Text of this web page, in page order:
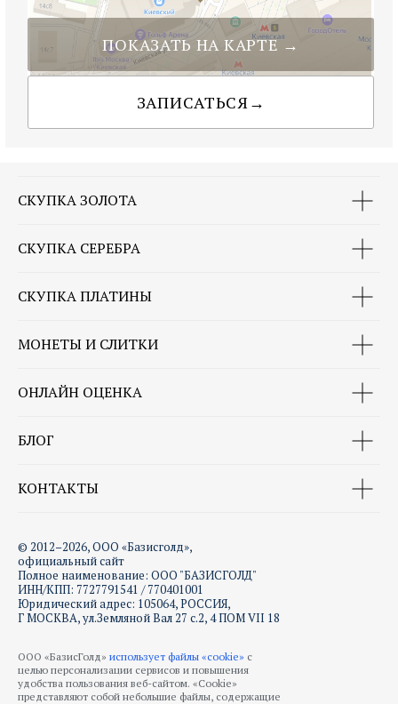
СКУПКА ЗОЛОТА
СКУПКА СЕРЕБРА
СКУПКА ПЛАТИНЫ
МОНЕТЫ И СЛИТКИ
ОНЛАЙН ОЦЕНКА
БЛОГ
КОНТАКТЫ
© 2012–2026, ООО «Базисголд»,
официальный сайт
Полное наименование: ООО "БАЗИСГОЛД"
ИНН/КПП: 7727791541 / 770401001
Юридический адрес: 105064, РОССИЯ,
Г МОСКВА, ул.Земляной Вал 27 с.2, 4 ПОМ VII 18
ООО «БазисГолд» использует файлы «cookie» с
целью персонализации сервисов и повышения
удобства пользования веб-сайтом. «Cookie»
представляют собой небольшие файлы, содержащие